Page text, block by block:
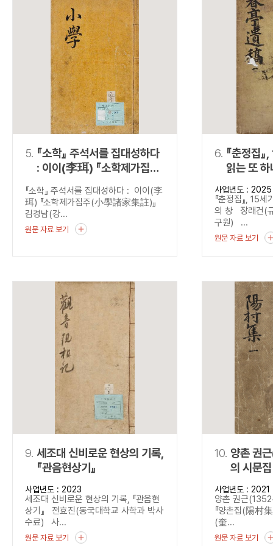
5. 『소학』 주석서를 집대성하다
: 이이(李珥) 『소학제가집주
『소학』 주석서를 집대성하다 : 이이(李
珥) 『소학제가집주(小學諸家集註)』
김경남(강...
원문 자료 보기
6. 『춘정집
읽는 또
사업년도 : 2025
『춘정집』, 15
의 창 장래건(
구원) ...
원문 자료 보기
9. 세조대 신비로운 현상의 기록,
『관음현상기』
사업년도 : 2023
세조대 신비로운 현상의 기록, 『관음현
상기』 전효진(동국대학교 사학과 박사
수료) 사...
원문 자료 보기
10. 양촌 권
의 시문집
사업년도 : 2021
양촌 권근
『양촌집(陽村集
(奎...
원문 자료 보기